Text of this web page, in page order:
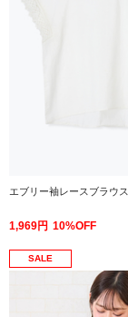
エブリー袖レースブラウス
1,969円 10%OFF
SALE